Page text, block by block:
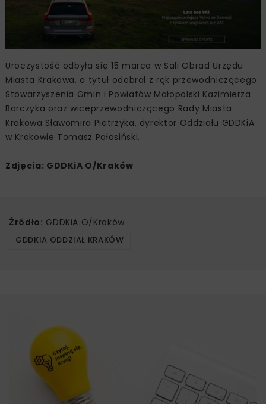
Uroczystość odbyła się 15 marca w Sali Obrad Urzędu
Miasta Krakowa, a tytuł odebrał z rąk przewodniczącego
Stowarzyszenia Gmin i Powiatów Małopolski Kazimierza
Barczyka oraz wiceprzewodniczącego Rady Miasta
Krakowa Sławomira Pietrzyka, dyrektor Oddziału GDDKiA
w Krakowie Tomasz Pałasiński.
Zdjęcia: GDDKiA O/Kraków
Źródło: GDDKiA O/Kraków
GDDKIA ODDZIAŁ KRAKÓW